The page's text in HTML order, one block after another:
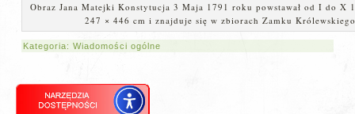
Obraz Jana Matejki Konstytucja 3 Maja 1791 roku powstawał od I do X
247 × 446 cm i znajduje się w zbiorach Zamku
Kategoria:Wiadomości ogólne